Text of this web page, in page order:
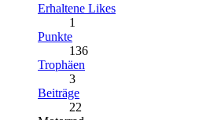
Erhaltene Likes
1
Punkte
136
Trophäen
3
Beiträge
22